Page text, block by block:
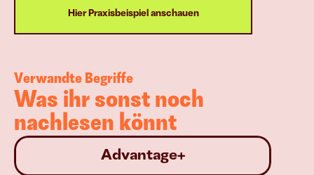
Hier Praxisbeispiel anschauen
Verwandte Begriffe
Was ihr sonst noch
nachlesen könnt
Advantage+